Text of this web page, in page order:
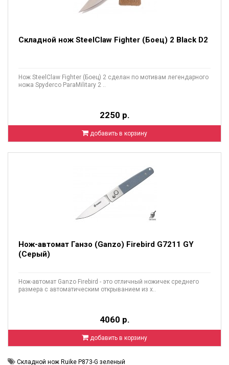
Складной нож SteelClaw Fighter (Боец) 2 Black D2
Нож SteelClaw Fighter (Боец) 2 сделан по мотивам легендарного
ножа Spyderco ParaMilitary 2 ..
2250 р.
добавить в корзину
Нож-автомат Ганзо (Ganzo) Firebird G7211 GY
(Серый)
Нож-автомат Ganzo Firebird - это отличный ножичек среднего
размера с автоматическим открыванием из х..
4060 р.
добавить в корзину
Складной нож Ruike P873-G зеленый